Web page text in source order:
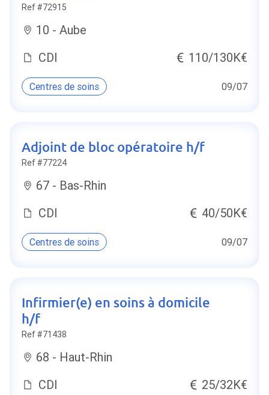
Ref #72915
10 - Aube
CDI
110/130K€
Centres de soins 09/07
Adjoint de bloc opératoire h/f
Ref #77224
67 - Bas-Rhin
CDI
40/50K€
Centres de soins 09/07
Infirmier(e) en soins à domicile
h/f
Ref #71438
68 - Haut-Rhin
CDI
25/32K€